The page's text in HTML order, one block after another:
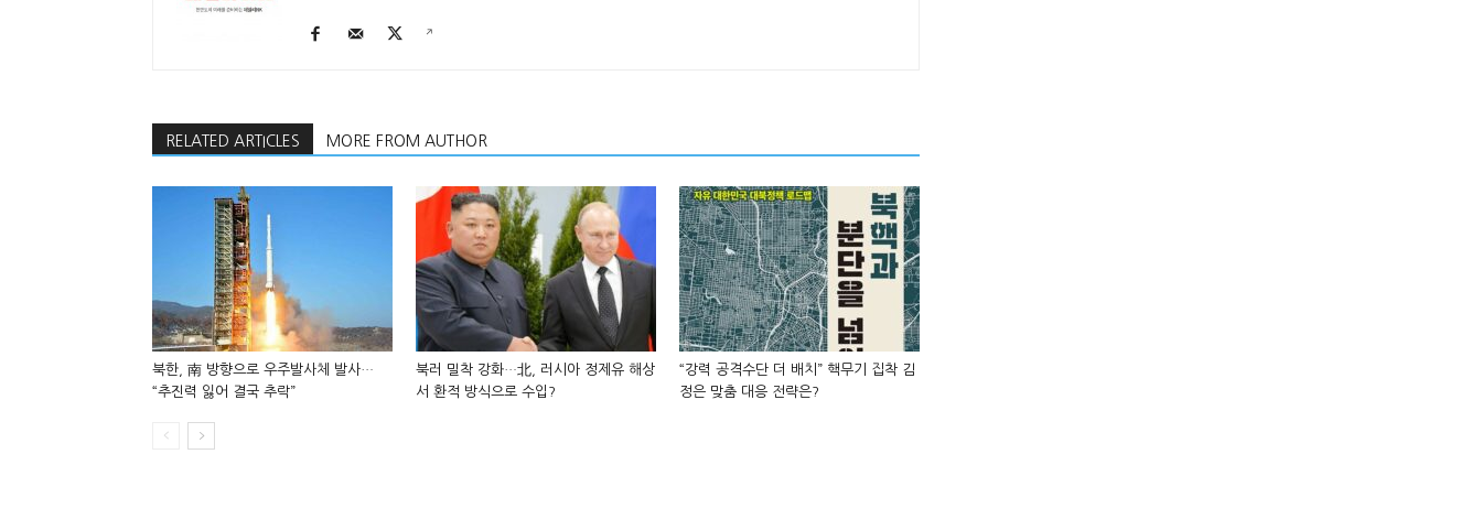
RELATED ARTICLES MORE FROM AUTHOR
북한, 南 방향으로 우주발사체 발사…
“추진력 잃어 결국 추락”
북러 밀착 강화…北, 러시아 정제유 해상
서 환적 방식으로 수입?
“강력 공격수단 더 배치” 핵무기 집착 김
정은 맞춤 대응 전략은?